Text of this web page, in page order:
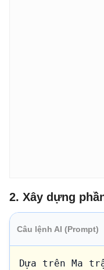
2. Xây dựng
Câu lệnh AI (Prompt)
Dựa trên Ma